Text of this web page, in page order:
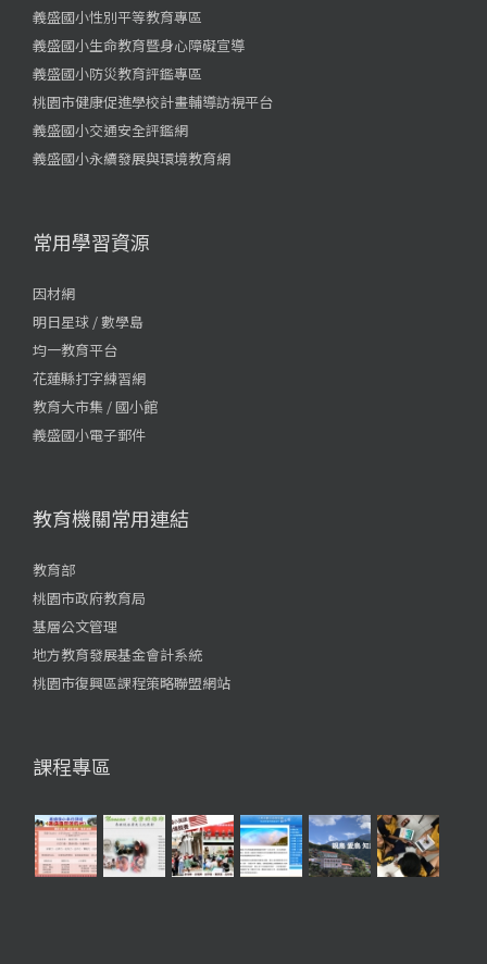
義盛國小性別平等教育專區
義盛國小生命教育暨身心障礙宣導
義盛國小防災教育評鑑專區
桃園市健康促進學校計畫輔導訪視平台
義盛國小交通安全評鑑網
義盛國小永續發展與環境教育網
常用學習資源
因材網
明日星球 / 數學島
均一教育平台
花蓮縣打字練習網
教育大市集 / 國小館
義盛國小電子郵件
教育機關常用連結
教育部
桃園市政府教育局
基層公文管理
地方教育發展基金會計系統
桃園市復興區課程策略聯盟網站
課程專區